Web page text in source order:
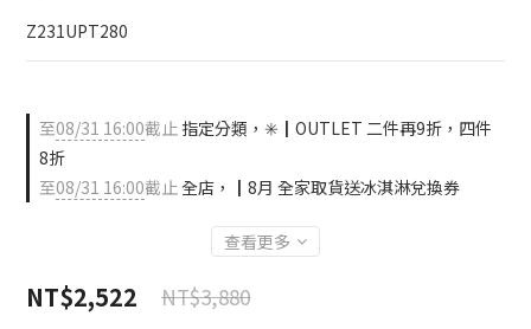
Z231UPT280
至08/31 16:00截止 指定分類，✳️┃OUTLET 二件再9折，四件
8折
至08/31 16:00截止全店，┃8月 全家取貨送冰淇淋兌換券
查看更多
NT$2,522 NT$3,880